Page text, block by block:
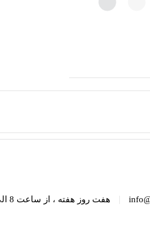
| هفت روز هفته ، از ساعت 8 الی 20